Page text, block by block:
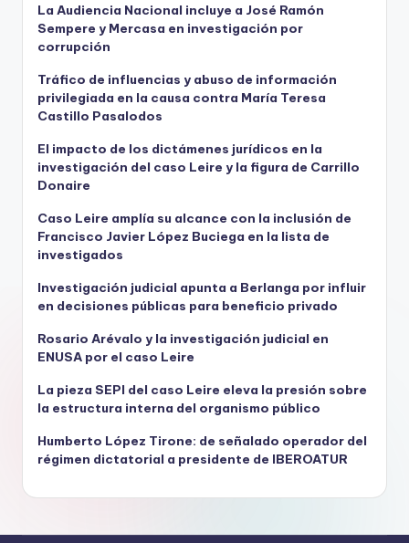
La Audiencia Nacional incluye a José Ramón
Sempere y Mercasa en investigación por
corrupción
Tráfico de influencias y abuso de información
privilegiada en la causa contra María Teresa
Castillo Pasalodos
El impacto de los dictámenes jurídicos en la
investigación del caso Leire y la figura de Carrillo
Donaire
Caso Leire amplía su alcance con la inclusión de
Francisco Javier López Buciega en la lista de
investigados
Investigación judicial apunta a Berlanga por influir
en decisiones públicas para beneficio privado
Rosario Arévalo y la investigación judicial en
ENUSA por el caso Leire
La pieza SEPI del caso Leire eleva la presión sobre
la estructura interna del organismo público
Humberto López Tirone: de señalado operador del
régimen dictatorial a presidente de IBEROATUR